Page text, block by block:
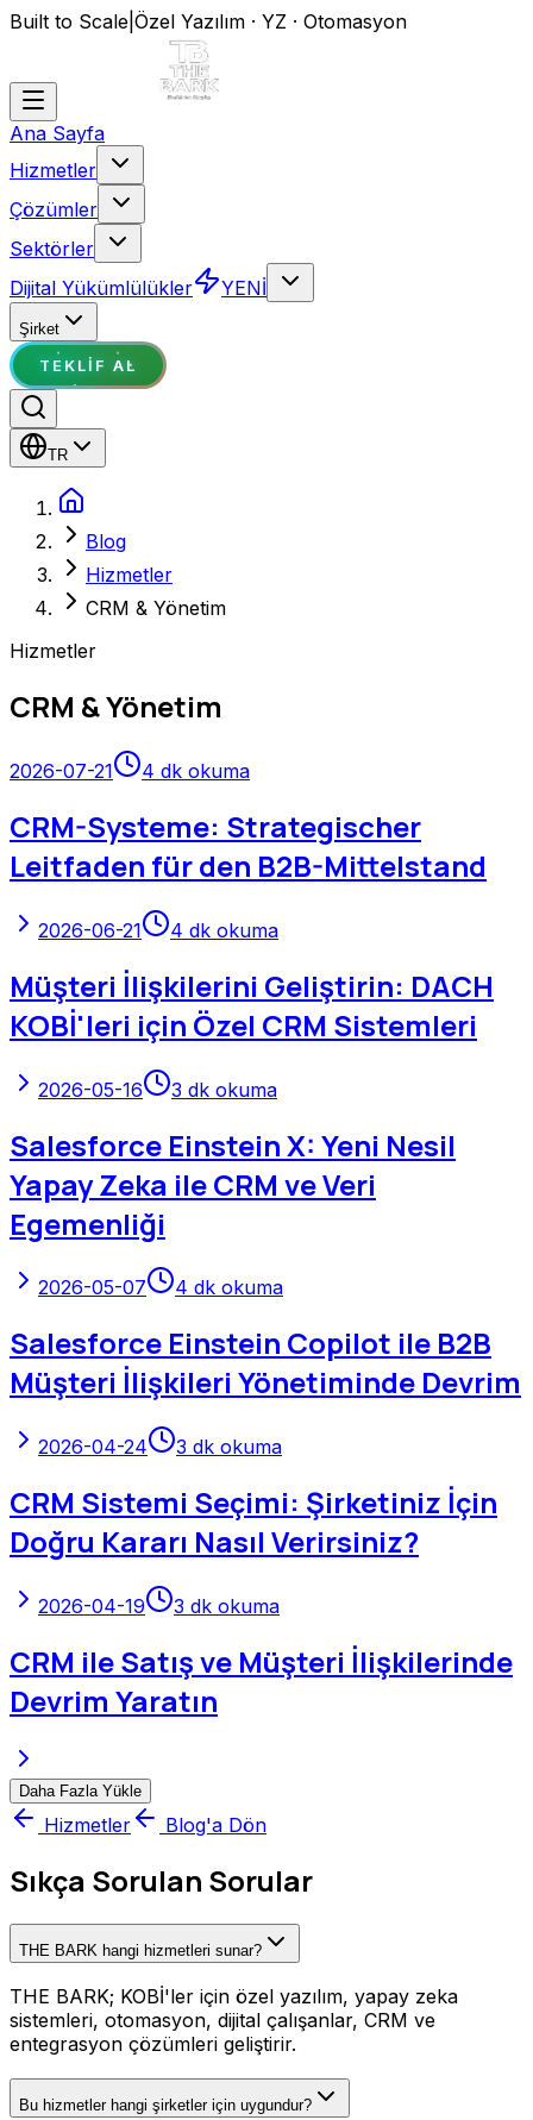
Built to Scale Özel Yazılım · YZ · Otomasyon
Ana Sayfa
Hizmetler
Çözümler
Sektörler
Dijital Yükümlülükler
YENİ
Şirket
TEKLIF AL
TR
Blog
Hizmetler
CRM & Yönetim
Hizmetler
CRM & Yönetim
2026-07-21 4 dk okuma
CRM-Systeme: Strategischer
Leitfaden für den B2B-Mittelstand
2026-06-21 4 dk okuma
Müşteri İlişkilerini Geliştirin: DACH
KOBİ'leri için Özel CRM Sistemleri
2026-05-16 3 dk okuma
Salesforce Einstein X: Yeni Nesil
Yapay Zeka ile CRM ve Veri
Egemenliği
2026-05-07 4 dk okuma
Salesforce Einstein Copilot ile B2B
Müşteri İlişkileri Yönetiminde Devrim
2026-04-24 3 dk okuma
CRM Sistemi Seçimi: Şirketiniz İçin
Doğru Kararı Nasıl Verirsiniz?
2026-04-19 3 dk okuma
CRM ile Satış ve Müşteri İlişkilerinde
Devrim Yaratın
Daha Fazla Yükle
Hizmetler Blog'a Dön
Sıkça Sorulan Sorular
THE BARK hangi hizmetleri sunar?
THE BARK; KOBİ'ler için özel yazılım, yapay zeka
sistemleri, otomasyon, dijital çalışanlar, CRM ve
entegrasyon çözümleri geliştirir.
Bu hizmetler hangi şirketler için uygundur?